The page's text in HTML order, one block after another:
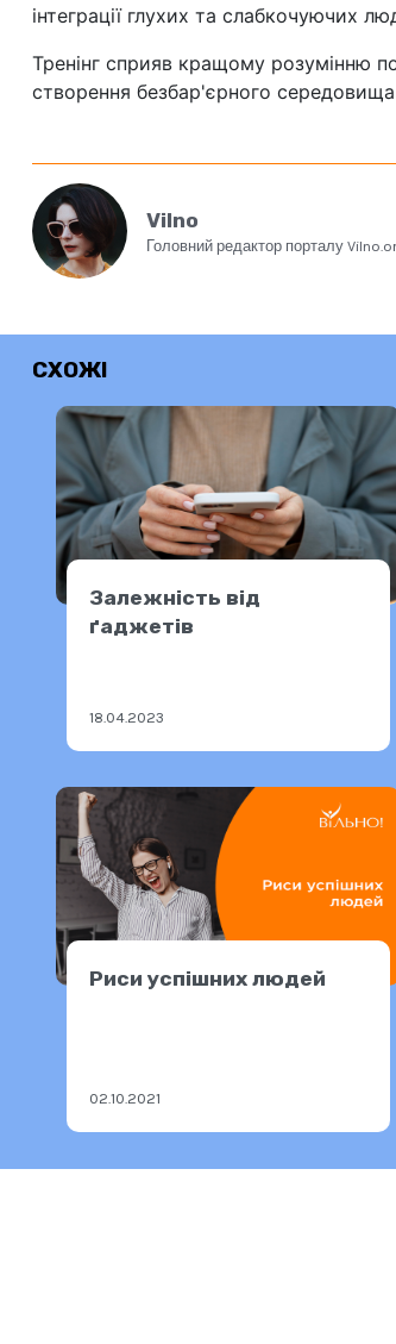
інтеграції глухих та слабкочуючих
Тренінг сприяв кращому розумінню
створення безбар'єрного середовища
Vilno
Головний редактор порталу
СХОЖІ
Залежність від
ґаджетів
18.04.2023
Риси успішних людей
02.10.2021